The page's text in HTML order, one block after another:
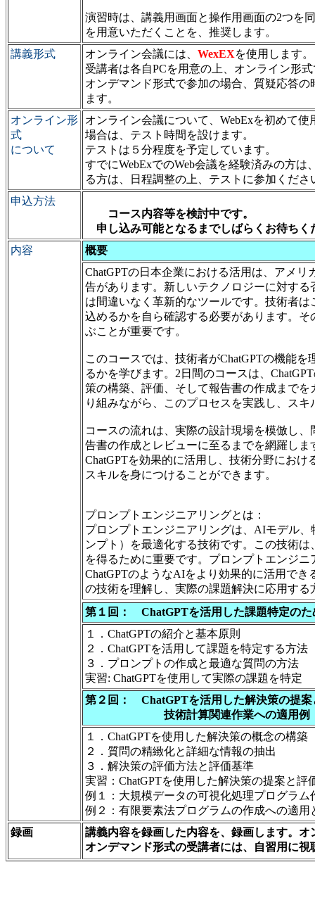
演習時は、講義用画面と操作用画面の2つを
を用意いただくことを、推奨します。
講義形式
オンライン会議には、 WexEXを使用します。
受講者は各自PCを用意の上、オンライン形
オンデマンド形式で参加の場合、質疑応答の
ます。
オンライン形
式
について
オンライン会議について、WebExを初めて
場合は、テスト時間を設けます。
テストは５分程度を予定しています。
すでにWebExでのWeb会議を経験済みの方
る方は、日程調整の上、テストに参加くださ
申込方法
コース内容等を検討中です。
申し込み可能となるまでしばらくお待ちく
内容
概要
ChatGPTの日本企業における活用は、アメ
告があります。新しいテクノロジーに対す
は間違いなく革新的なツールです。技術者
込めるかを自ら確認する必要があります。
ぶことが重要です。
このコースでは、技術者がChatGPTの機能
るかを学びます。2日間のコースは、
策の構築、評価、そして報告書の作成まで
り組みながら、このプロセスを実践し、スキ
コースの流れは、実際の設計現場を模倣し
告書の作成とレビューに至るまでを網羅し
ChatGPTを効果的に活用し、技術分野にお
スキルを身につけることができます。
プロンプトエンジニアリングとは：
プロンプトエンジニアリングは、AIモデル
ンプト）を最適化する技術です。この技術
を得るために重要です。プロンプトエンジ
ChatGPTのようなAIをより効果的に活用で
の技術を理解し、実際の課題解決に応用する
第１回： ChatGPTを活用した課題特定のた
１．ChatGPTの紹介と基本原則
２．ChatGPTを活用して課題を特定する方法
３．プロンプトの作成と最適な質問の方法
実習: ChatGPTを使用して実際の課題を特定
第２回： ChatGPTを活用した解決策の提案
技術計算関連作業への適用例
１．ChatGPTを使用した解決策の概念の構築
２．質問の精緻化と詳細な情報の抽出
３．解決策の評価方法と評価基準
実習：ChatGPTを使用した解決策の提案と評
例１：大規模データの可視化処理プログラム
例２：有限要素法プログラムの作成への適用
録画
講義内容を録画した内容を、録画します。
オンデマンド形式の受講者には、自習用に